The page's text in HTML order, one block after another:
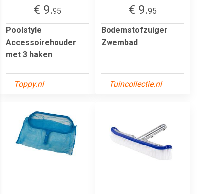
€ 9.95
Poolstyle
Accessoirehouder
met 3 haken
Toppy.nl
€ 9.95
Bodemstofzuiger
Zwembad
Tuincollectie.nl